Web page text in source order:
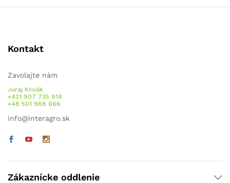
Kontakt
Zavolajte nám
Juraj Krivák
+421 907 735 914
+48 501 988 666
info@interagro.sk
Zákaznícke oddlenie